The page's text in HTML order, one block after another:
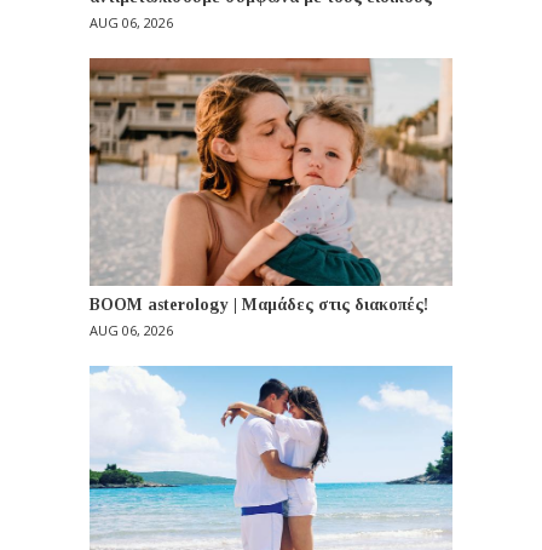
AUG 06, 2026
BOOM asterology | Μαμάδες στις διακοπές!
AUG 06, 2026